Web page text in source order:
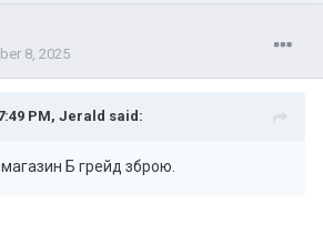
8, 2025
PM, Jerald said:
Б грейд зброю.